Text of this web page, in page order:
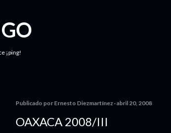
¡ping!
Publicado por Ernesto Diezmartínez abril 20, 2008
OAXACA 2008/III